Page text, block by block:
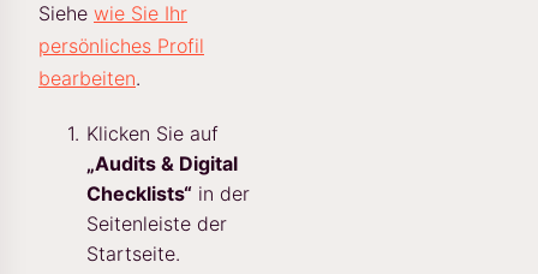
Siehe wie Sie Ihr
persönliches Profil
bearbeiten.
Klicken Sie auf
„Audits & Digital
Checklists“ in der
Seitenleiste der
Startseite.